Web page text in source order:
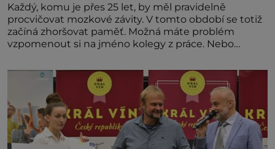
Každý, komu je přes 25 let, by měl pravidelně
procvičovat mozkové závity. V tomto období se totiž
začíná zhoršovat paměť. Možná máte problém
vzpomenout si na jméno kolegy z práce. Nebo
nedávno přečetli. Je to opravdu tak, s věkem jako
kdyby se paměť rozhodla stávkovat. Cvičte